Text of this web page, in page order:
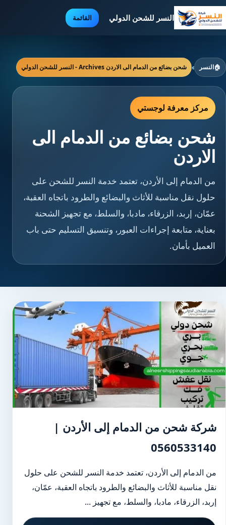
النسر للشحن الدولي القائمة
🏠النسر › شحن بضائع من الدمام الى الاردن Archives - النسر للشحن الدولي
مركز معرفة لوجستي
شحن بضائع من الدمام الى
الاردن
من الدمام إلى الأردن، تعتمد خدمة النسر للشحن على
حلول نقل مناسبة للأثاث والبضائع والطرود باتجاه العقبة،
عمّان، إربد، الزرقاء، مادبا، والسلط، مع تجهيز الشحنة
بعناية، متابعة إجراءات العبور، وتنسيق التسليم حتى باب
العميل بأمان.
شركة شحن من الدمام إلى الأردن |
0560533140
من الدمام إلى الأردن، تعتمد خدمة النسر للشحن على حلول
نقل مناسبة للأثاث والبضائع والطرود باتجاه العقبة، عمّان،
إربد، الزرقاء، مادبا، والسلط، مع تجهيز ...